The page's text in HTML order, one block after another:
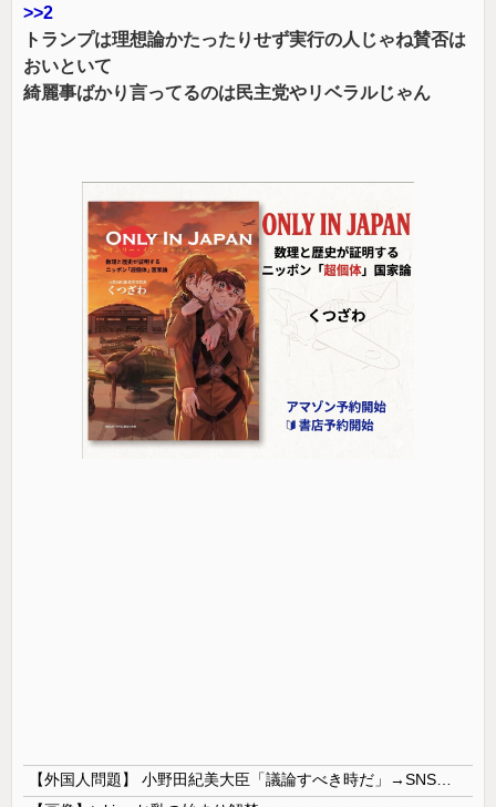
>>2
トランプは理想論かたったりせず実行の人じゃね賛否は
おいといて
綺麗事ばかり言ってるのは民主党やリベラルじゃん